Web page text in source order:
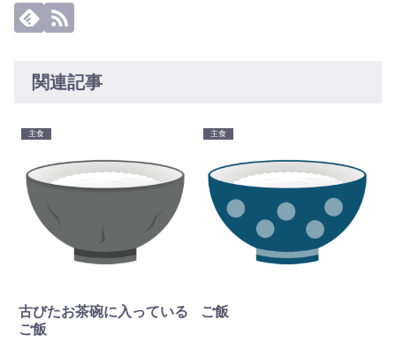
関連記事
主食
古びたお茶碗に入っている
ご飯
主食
ご飯